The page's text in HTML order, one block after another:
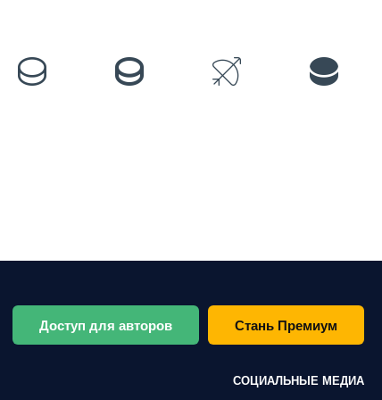
Доступ для авторов Стань Премиум
СОЦИАЛЬНЫЕ МЕДИА